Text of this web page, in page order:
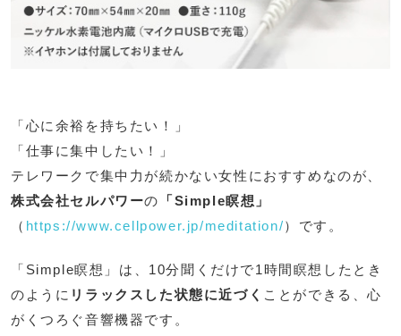
「心に余裕を持ちたい！」
「仕事に集中したい！」
テレワークで集中力が続かない女性におすすめなのが、
株式会社セルパワーの
「Simple瞑想」
（ https://www.cellpower.jp/meditation/）です。
「Simple瞑想」は、10分聞くだけで1時間瞑想したとき
のように リラックスした状態に近づく ことができる、心
がくつろぐ音響機器です。